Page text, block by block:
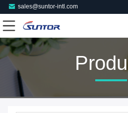
sales@suntor-intl.com